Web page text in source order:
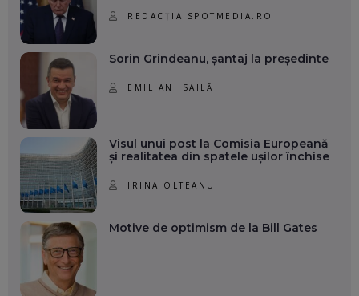
REDACȚIA SPOTMEDIA.RO
Sorin Grindeanu, șantaj la președinte
EMILIAN ISAILĂ
Visul unui post la Comisia Europeană
și realitatea din spatele ușilor închise
IRINA OLTEANU
Motive de optimism de la Bill Gates